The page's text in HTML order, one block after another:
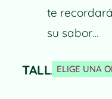
te
su sabor…
TALLA